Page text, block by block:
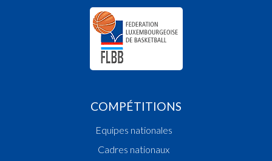
COMPÉTITIONS
Equipes nationales
Cadres nationaux